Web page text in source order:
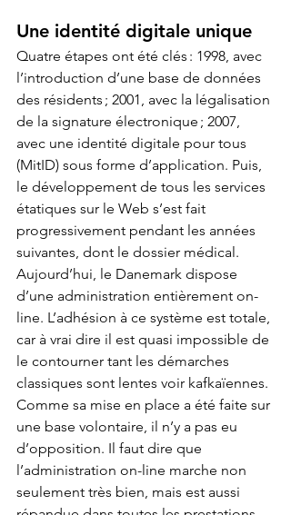
Une identité digitale unique‍
Quatre étapes ont été clés : 1998, avec
l’introduction d’une base de données
des résidents ; 2001, avec la légalisation
de la signature électronique ; 2007,
avec une identité digitale pour tous
(MitID) sous forme d’application. Puis,
le développement de tous les services
étatiques sur le Web s’est fait
progressivement pendant les années
suivantes, dont le dossier médical.
Aujourd’hui, le Danemark dispose
d’une administration entièrement on-
line. L’adhésion à ce système est totale,
car à vrai dire il est quasi impossible de
le contourner tant les démarches
classiques sont lentes voir kafkaïennes.
Comme sa mise en place a été faite sur
une base volontaire, il n’y a pas eu
d’opposition. Il faut dire que
l’administration on-line marche non
seulement très bien, mais est aussi